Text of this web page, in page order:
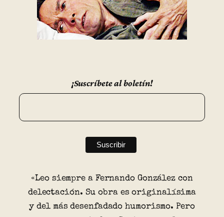
¡Suscríbete al boletín!
«Leo siempre a Fernando González con
delectación. Su obra es originalísima
y del más desenfadado humorismo. Pero